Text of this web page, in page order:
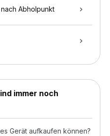
Abholpunkt
immer noch
Gerät aufkaufen können?